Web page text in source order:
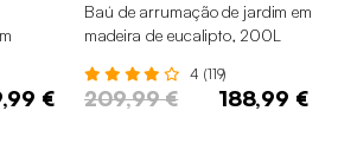
€
Baú de arrumação de jardim em
madeira de eucalipto, 200L
4 (119)
209,99 € 188,99 €